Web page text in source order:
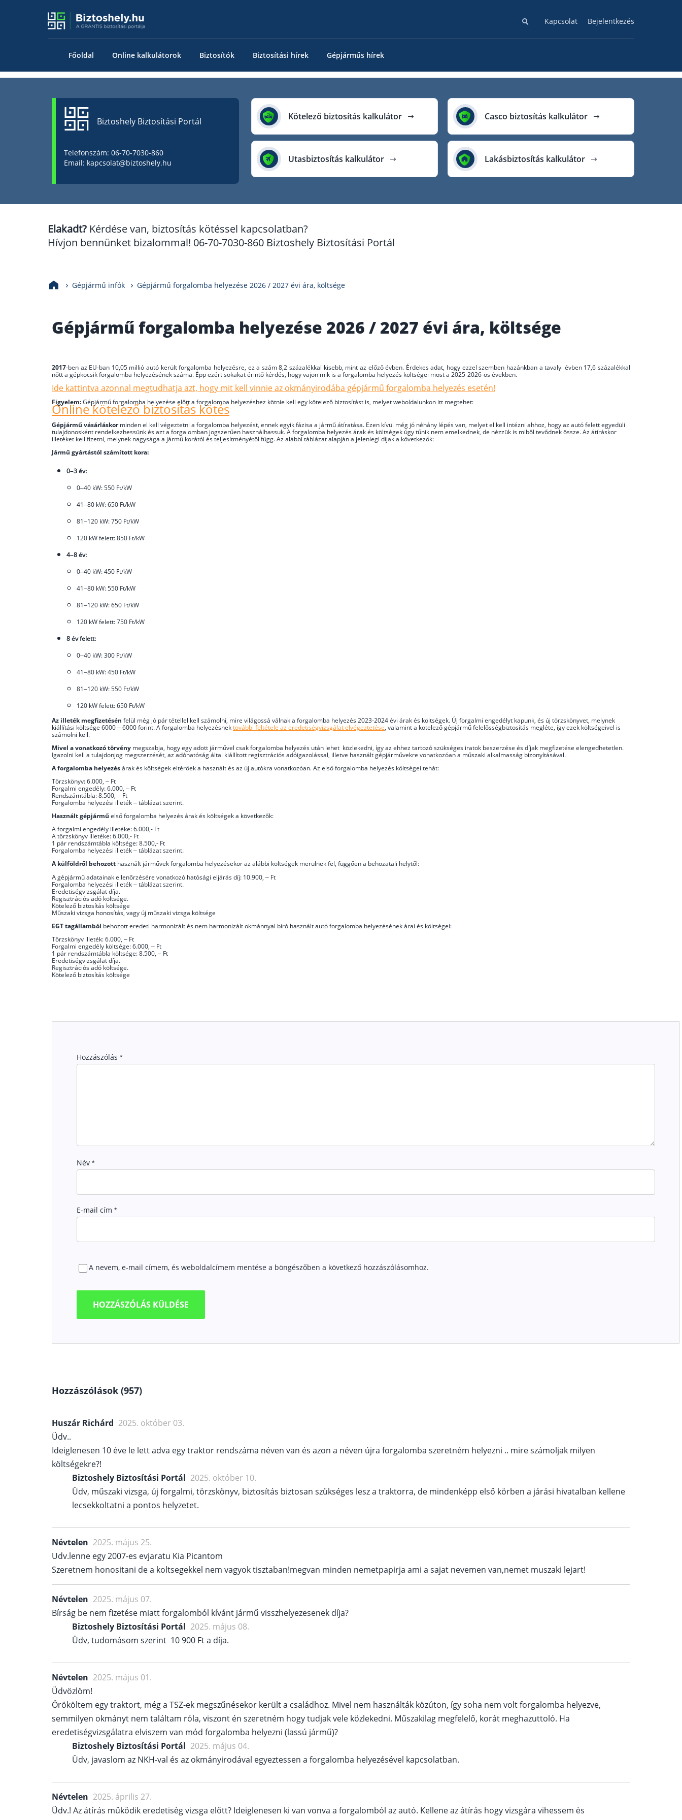
Kapcsolat Bejelentkezés
Főoldal Online kalkulátorok Biztosítók Biztosítási hírek Gépjárműs hírek
Biztoshely Biztosítási Portál
Telefonszám: 06-70-7030-860
Email: kapcsolat@biztoshely.hu
Kötelező biztosítás kalkulátor
Utasbiztosítás kalkulátor
Casco biztosítás kalkulátor
Lakásbiztosítás kalkulátor
Elakadt? Kérdése van, biztosítás kötéssel kapcsolatban?
Hívjon bennünket bizalommal! 06-70-7030-860 Biztoshely Biztosítási Portál
Gépjármű infók Gépjármű forgalomba helyezése 2026 / 2027 évi ára, költsége
Gépjármű forgalomba helyezése 2026 / 2027 évi ára, költsége
2017-ben az EU-ban 10,05 millió autó került forgalomba helyezésre, ez a szám 8,2 százalékkal kisebb, mint az előző évben. Érdekes adat, hogy ezzel szemben hazánkban a tavalyi évben 17,6 százalékkal
nőtt a gépkocsik forgalomba helyezésének száma. Épp ezért sokakat érintő kérdés, hogy vajon mik is a forgalomba helyezés költségei most a 2025-2026-ös években.
Ide kattintva azonnal megtudhatja azt, hogy mit kell vinnie az okmányirodába gépjármű forgalomba helyezés esetén!
Figyelem:Gépjármű forgalomba helyezése előtt a forgalomba helyezéshez kötnie kell egy kötelező biztosítást is, melyet weboldalunkon itt megtehet:
Online kötelező biztosítás kötés
Gépjármű vásárláskorminden el kell végeztetni a forgalomba helyezést, ennek egyik fázisa a jármű átíratása. Ezen kívül még jó néhány lépés van, melyet el kell intézni ahhoz, hogy az autó felett egyedüli
tulajdonosként rendelkezhessünk és azt a forgalomban jogszerűen használhassuk. A forgalomba helyezés árak és költségek úgy tűnik nem emelkednek, de nézzük is miből tevődnek össze. Az átíráskor
illetéket kell fizetni, melynek nagysága a jármű korától és teljesítményétől függ. Az alábbi táblázat alapján a jelenlegi díjak a következők:
Jármű gyártástól számított kora:
0–3 év:
0–40 kW: 550 Ft/kW
41–80 kW: 650 Ft/kW
81–120 kW: 750 Ft/kW
120 kW felett: 850 Ft/kW
4–8 év:
0–40 kW: 450 Ft/kW
41–80 kW: 550 Ft/kW
81–120 kW: 650 Ft/kW
120 kW felett: 750 Ft/kW
8 év felett:
0–40 kW: 300 Ft/kW
41–80 kW: 450 Ft/kW
81–120 kW: 550 Ft/kW
120 kW felett: 650 Ft/kW
Az illeték megfizetésén felül még jó pár tétellel kell számolni, mire világossá válnak a forgalomba helyezés 2023-2024 évi árak és költségek. Új forgalmi engedélyt kapunk, és új törzskönyvet, melynek
kiállítási költsége 6000 – 6000 forint. A forgalomba helyezésnektovábbi feltétele az eredetiségvizsgálat elvégeztetése, valamint a kötelező gépjármű felelősségbiztosítás megléte, így ezek költségeivel is
számolni kell.
Mivel a vonatkozó törvény megszabja, hogy egy adott járművel csak forgalomba helyezés után lehet közlekedni, így az ehhez tartozó szükséges iratok beszerzése és díjak megfizetése elengedhetetlen.
Igazolni kell a tulajdonjog megszerzését, az adóhatóság által kiállított regisztrációs adóigazolással, illetve használt gépjárművekre vonatkozóan a műszaki alkalmasság bizonyításával.
A forgalomba helyezésárak és költségek eltérőek a használt és az új autókra vonatkozóan. Az első forgalomba helyezés költségei tehát:
Törzskönyv: 6.000, – Ft
Forgalmi engedély: 6.000, – Ft
Rendszámtábla: 8.500, – Ft
Forgalomba helyezési illeték – táblázat szerint.
Használt gépjármű első forgalomba helyezés árak és költségek a következők:
A forgalmi engedély illetéke: 6.000,- Ft
A törzskönyv illetéke: 6.000,- Ft
1 pár rendszámtábla költsége: 8.500,- Ft
Forgalomba helyezési illeték – táblázat szerint.
A külföldről behozott használt járművek forgalomba helyezésekor az alábbi költségek merülnek fel, függően a behozatali helytől:
Agépjármű adatainak ellenőrzésére vonatkozó hatósági eljárás díj: 10.900, – Ft
Forgalomba helyezési illeték – táblázat szerint.
Eredetiségvizsgálat díja.
Regisztrációs adó költsége.
Kötelező biztosítás költsége
Műszaki vizsga honosítás, vagy új műszaki vizsga költsége
EGT tagállamból behozott eredeti harmonizált és nem harmonizált okmánnyal bíró használt autó forgalomba helyezésének árai és költségei:
Törzskönyv illeték: 6.000, – Ft
Forgalmi engedély költsége: 6.000, – Ft
1 pár rendszámtábla költsége: 8.500, – Ft
Eredetiségvizsgálat díja.
Regisztrációs adó költsége.
Kötelező biztosítás költsége
Hozzászólás *
Név *
E-mail cím *
A nevem, e-mail címem, és weboldalcímem mentése a böngészőben a következő hozzászólásomhoz.
Hozzászólások (957)
Huszár Richárd 2025. október 03.
Üdv..
Ideiglenesen 10 éve le lett adva egy traktor rendszáma néven van és azon a néven újra forgalomba szeretném helyezni .. mire számoljak milyen
költségekre?!
Biztoshely Biztosítási Portál 2025. október 10.
Üdv, műszaki vizsga, új forgalmi, törzskönyv, biztosítás biztosan szükséges lesz a traktorra, de mindenképp első körben a járási hivatalban kellene
lecsekkoltatni a pontos helyzetet.
Névtelen 2025. május 25.
Udv.lenne egy 2007-es evjaratu Kia Picantom
Szeretnem honositani de a koltsegekkel nem vagyok tisztaban!megvan minden nemetpapirja ami a sajat nevemen van,nemet muszaki lejart!
Névtelen 2025. május 07.
Bírság be nem fizetése miatt forgalomból kívánt jármű visszhelyezesenek díja?
Biztoshely Biztosítási Portál 2025. május 08.
Üdv, tudomásom szerint 10 900 Ft a díja.
Névtelen 2025. május 01.
Üdvözlöm!
Örököltem egy traktort, még a TSZ-ek megszűnésekor került a családhoz. Mivel nem használták közúton, így soha nem volt forgalomba helyezve,
semmilyen okmányt nem találtam róla, viszont én szeretném hogy tudjak vele közlekedni. Műszakilag megfelelő, korát meghazuttoló. Ha
eredetiségvizsgálatra elviszem van mód forgalomba helyezni (lassú jármű)?
Biztoshely Biztosítási Portál 2025. május 04.
Üdv, javaslom az NKH-val és az okmányirodával egyeztessen a forgalomba helyezésével kapcsolatban.
Névtelen 2025. április 27.
Üdv.! Az átírás működik eredetisèg vizsga előtt? Ideiglenesen ki van vonva a forgalomból az autó. Kellene az átírás hogy vizsgára vihessem ès